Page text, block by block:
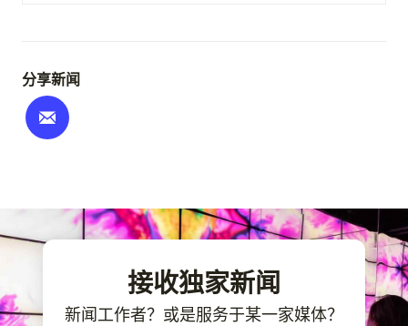
分享新闻
接收独家新闻
新闻工作者？或是服务于某一家媒体？